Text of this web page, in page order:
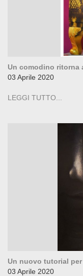
Un comodino ritorna
03 Aprile 2020
LEGGI TUTTO...
Un nuovo tutorial
03 Aprile 2020